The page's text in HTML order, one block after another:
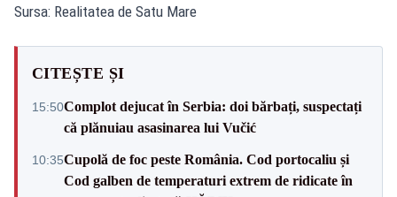
Sursa: Realitatea de Satu Mare
CITEȘTE ȘI
15:50Complot dejucat în Serbia: doi bărbați, suspectați
că plănuiau asasinarea lui Vučić
10:35Cupolă de foc peste România. Cod portocaliu și
Cod galben de temperaturi extrem de ridicate în